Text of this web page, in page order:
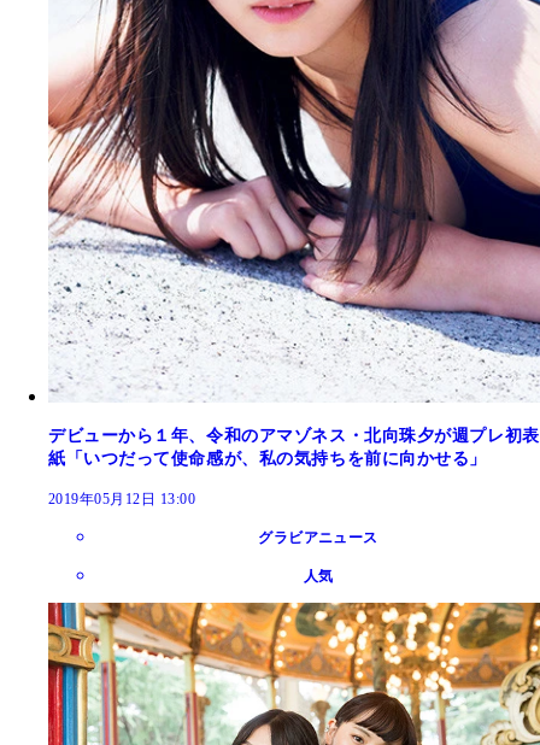
デビューから１年、令和のアマゾネス・北向珠夕が週プレ初表
紙「いつだって使命感が、私の気持ちを前に向かせる」
2019年05月12日 13:00
グラビアニュース
人気